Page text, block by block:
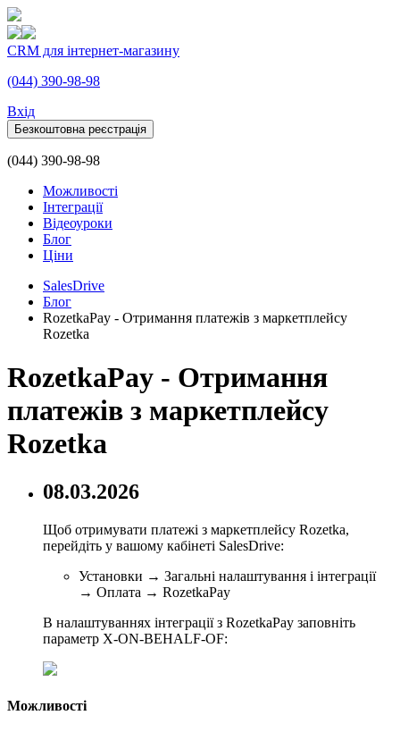
CRM для інтернет-магазину
(044) 390-98-98
Вхiд
Безкоштовна реєстрація
(044) 390-98-98
Можливості
Інтеграції
Відеоуроки
Блог
Ціни
SalesDrive
Блог
RozetkaPay - Отримання платежів з маркетплейсу
Rozetka
RozetkaPay - Отримання
платежів з маркетплейсу
Rozetka
08.03.2026
Щоб отримувати платежі з маркетплейсу Rozetka,
перейдіть у вашому кабінеті SalesDrive:
Установки → Загальні налаштування і інтеграції
→ Оплата → RozetkaPay
В налаштуваннях інтеграції з RozetkaPay заповніть
параметр X-ON-BEHALF-OF:
Можливості